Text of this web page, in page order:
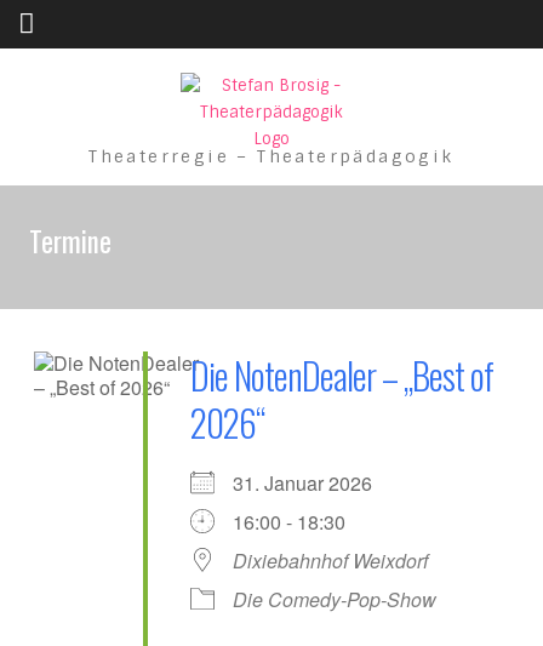
Skip to content
Theaterregie – Theaterpädagogik
Termine
Die NotenDealer – „Best of
2026“
31. Januar 2026
16:00 - 18:30
Dixiebahnhof Weixdorf
Die Comedy-Pop-Show